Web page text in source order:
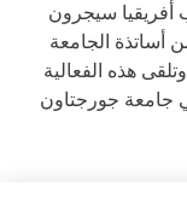
أفريقيا سيجرون
أساتذة الجامعة
هذه الفعالية
جامعة جورجتاون